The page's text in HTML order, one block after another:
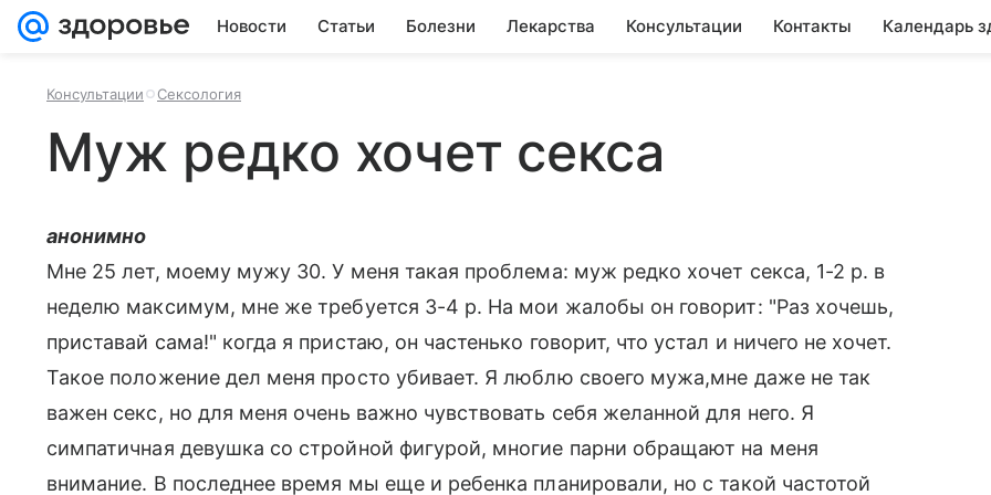
Новости Статьи Болезни Лекарства Консультации Контакты Календарь
Консультации Сексология
Муж редко хочет секса
анонимно
Мне 25 лет, моему мужу 30. У меня такая проблема: муж редко хочет секса, 1-2 р. в
неделю максимум, мне же требуется 3-4 р. На мои жалобы он говорит: "Раз хочешь,
приставай сама!" когда я пристаю, он частенько говорит, что устал и ничего не хочет.
Такое положение дел меня просто убивает. Я люблю своего мужа,мне даже не так
важен секс, но для меня очень важно чувствовать себя желанной для него. Я
симпатичная девушка со стройной фигурой, многие парни обращают на меня
внимание. В последнее время мы еще и ребенка планировали, но с такой частотой